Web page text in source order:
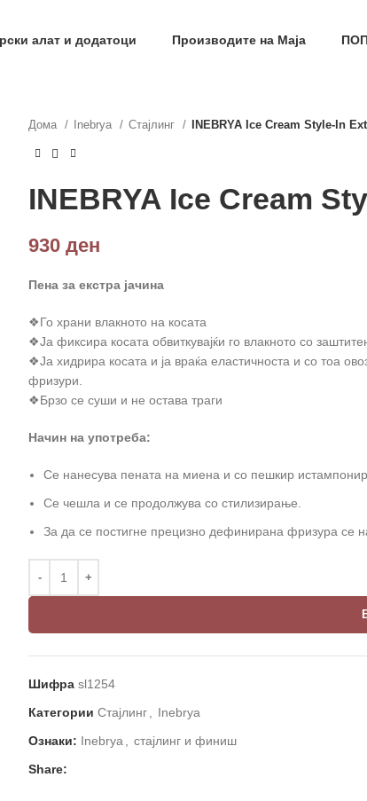
алат и додатоци Производите на Маја
Дома Inebrya Стајлинг INEBRYA Ice Cream Style-In
INEBRYA Ice Cream
930 ден
Пена за екстра јачина
❖Го храни влакното на косата
❖Ја фиксира косата обвиткувајќи го влакното со
❖Ја хидрира косата и ја враќа еластичноста и со тоа
фризури.
❖Брзо се суши и не остава траги
Начин на употреба:
Се нанесувa пената на миена и со пешкир
Се чешла и се продолжува со стилизирање.
За да се постигне прецизно дефинирана фризура се
Шифра sl1254
Категории Стајлинг
Inebrya
Ознаки: Inebrya
стајлинг и финиш
Share: